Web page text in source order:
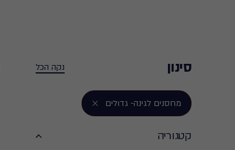
סינון נקה הכל
מחסנים לגינה- גדולים
קטגוריה